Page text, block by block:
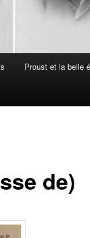
Proust et la belle
de)